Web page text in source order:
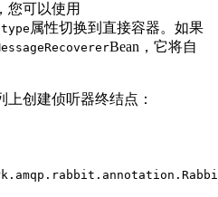
您可以使用
属性切换到直接容器。如果
Bean，它将自
上创建侦听器终结点：